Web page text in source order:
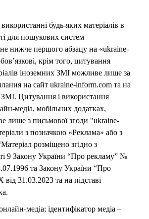
будь-яких матеріалів в
для пошукових систем
нижче першого абзацу на «ukraine-
крім того, цитування
іноземних ЗМІ можливе лише за
на сайт ukraine-inform.com та на
ЗМІ. Цитування і використання
медіа, мобільних додатках,
лише з письмової згоди "ukraine-
з позначкою «Реклама» або з
розміщено згідно з
9 Закону України “Про рекламу” №
та Закону України “Про
31.03.2023 та на підставі
медіа; ідентифікатор медіа –